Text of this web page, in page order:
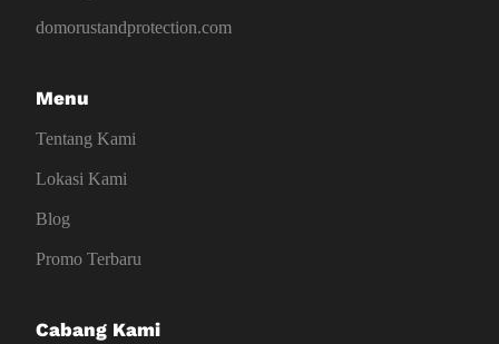
domorustandprotection.com
Menu
Tentang Kami
Lokasi Kami
Blog
Promo Terbaru
Cabang Kami